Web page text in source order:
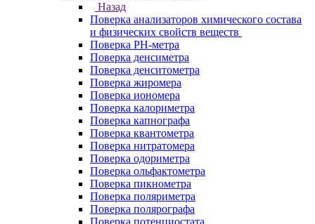
Назад
Поверка анализаторов химического состава
и физических свойств веществ
Поверка PH-метра
Поверка денсиметра
Поверка денситометра
Поверка жиромера
Поверка иономера
Поверка калориметра
Поверка капнографа
Поверка квантометра
Поверка нитратомера
Поверка одориметра
Поверка ольфактометра
Поверка пикнометра
Поверка поляриметра
Поверка полярографа
Поверка потенциостата